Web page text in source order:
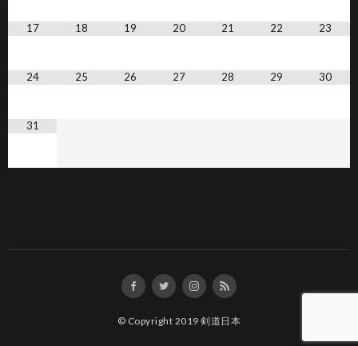
17 18 19 20 21 22 23
24 25 26 27 28 29 30
31
© Copyright 2019剣道日本